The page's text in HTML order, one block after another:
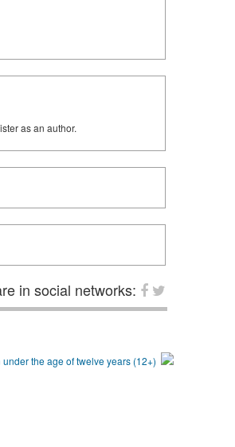
as an author.
in social networks: